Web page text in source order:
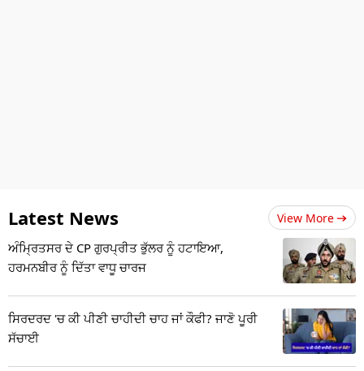
Latest News View More
ਅੰਮ੍ਰਿਤਸਰ ਦੇ CP ਗੁਰਪ੍ਰੀਤ ਭੁੱਲਰ ਨੂੰ ਹਟਾਇਆ,
ਹਰਮਨਬੀਰ ਨੂੰ ਦਿੱਤਾ ਵਾਧੂ ਚਾਰਜ
ਸਿਰਦਰਦ 'ਚ ਕੀ ਪੀਣੀ ਚਾਹੀਦੀ ਚਾਹ ਜਾਂ ਕੌਫੀ? ਜਾਣੋ ਪੂਰੀ
ਸੱਚਾਈ